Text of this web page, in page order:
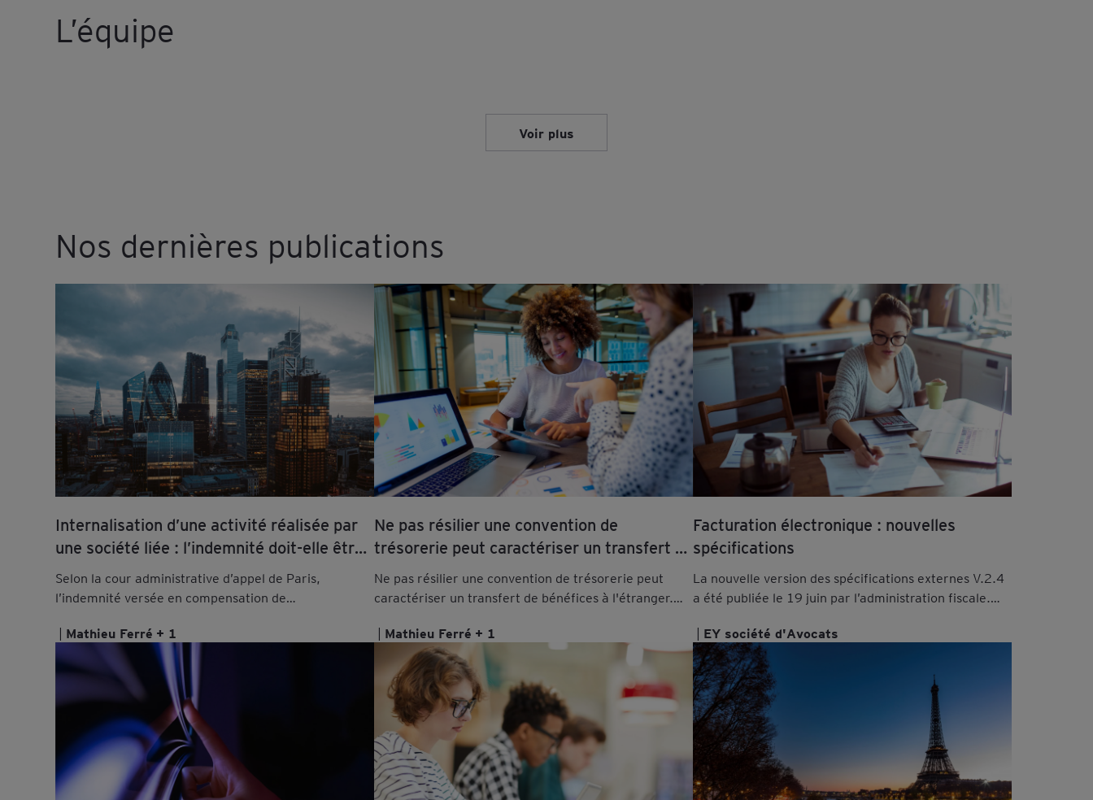
L’équipe
Voir plus
Nos dernières publications
Internalisation d’une activité réalisée par
une société liée : l’indemnité doit-elle être
immobilisée ?
Selon la cour administrative d’appel de Paris,
l’indemnité versée en compensation de
En savoir plus.
Mathieu Ferré + 1
Ne pas résilier une convention de
trésorerie peut caractériser un transfert de
bénéfices à l'étranger
Ne pas résilier une convention de trésorerie peut
caractériser un transfert de bénéfices à l'étranger.
Mathieu Ferré + 1
Facturation électronique : nouvelles
spécifications
La nouvelle version des spécifications externes V.2.4
a été publiée le 19 juin par l’administration fiscale.
EY société d'Avocats